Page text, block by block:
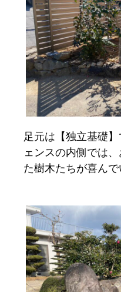
足元は【独立基礎
ェンスの内側では
た樹木たちが喜ん